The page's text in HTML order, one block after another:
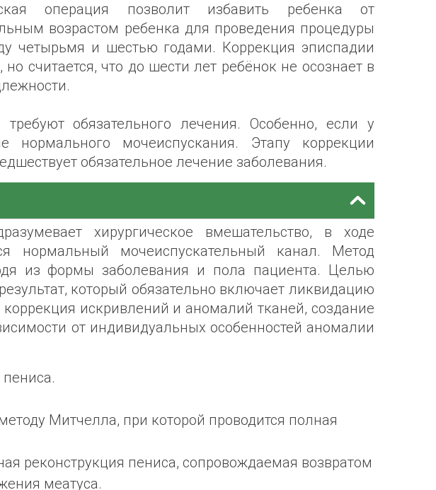
операция позволит избавить ребенка от
возрастом ребенка для проведения процедуры
четырьмя и шестью годами. Коррекция эписпадии
считается, что до шести лет ребёнок не осознает в
обязательного лечения. Особенно, если у
нормального мочеиспускания. Этапу коррекции
обязательное лечение заболевания.
хирургическое вмешательство, в ходе
нормальный мочеиспускательный канал. Метод
из формы заболевания и пола пациента. Целью
который обязательно включает ликвидацию
искривлений и аномалий тканей, создание
от индивидуальных особенностей аномалии
Митчелла, при которой проводится полная
реконструкция пениса, сопровождаемая возвратом
меатуса.